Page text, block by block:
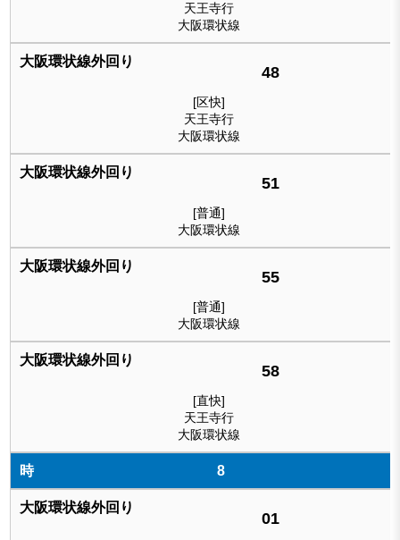
天王寺行
大阪環状線
48
[区快]
天王寺行
大阪環状線
51
[普通]
大阪環状線
55
[普通]
大阪環状線
58
[直快]
天王寺行
大阪環状線
8
01